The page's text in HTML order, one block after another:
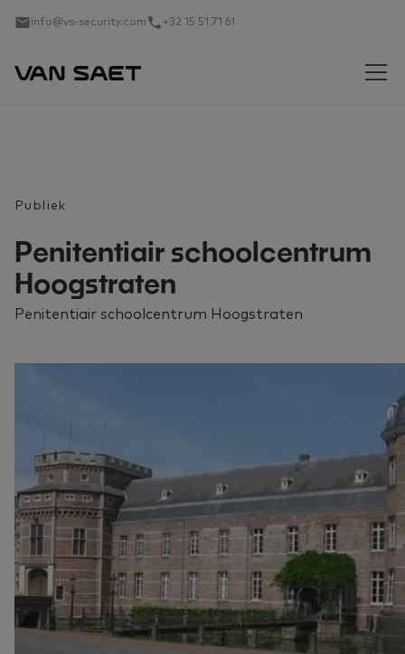
info@vs-security.com +32 15 51 71 61
Publiek
Penitentiair schoolcentrum
Hoogstraten
Penitentiair schoolcentrum Hoogstraten